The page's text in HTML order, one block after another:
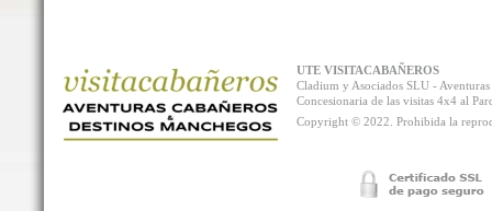
UTE VISITACABAÑEROS
Cladium y Asociados SLU -
Concesionaria de las visitas 4x4 al
Copyright © 2022. Prohibida la